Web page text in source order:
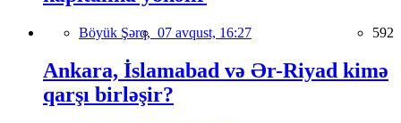
Böyük Şərq, 07 avqust, 16:27 592
Ankara, İslamabad və Ər-Riyad kimə
qarşı birləşir?